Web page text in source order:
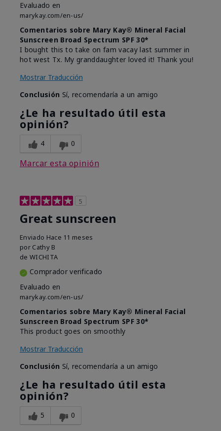
Evaluado en
marykay.com/en-us/
Comentarios sobre Mary Kay® Mineral Facial
Sunscreen Broad Spectrum SPF 30*
I bought this to take on fam vacay last summer in
hot west Tx. My granddaughter loved it! Thank you!
Mostrar Traducción
Conclusión Sí, recomendaría a un amigo
¿Le ha resultado útil esta
opinión?
4 0
Marcar esta opinión
5
Great sunscreen
Enviado Hace 11 meses
por Cathy B
de WICHITA
Comprador verificado
Evaluado en
marykay.com/en-us/
Comentarios sobre Mary Kay® Mineral Facial
Sunscreen Broad Spectrum SPF 30*
This product goes on smoothly
Mostrar Traducción
Conclusión Sí, recomendaría a un amigo
¿Le ha resultado útil esta
opinión?
5 0